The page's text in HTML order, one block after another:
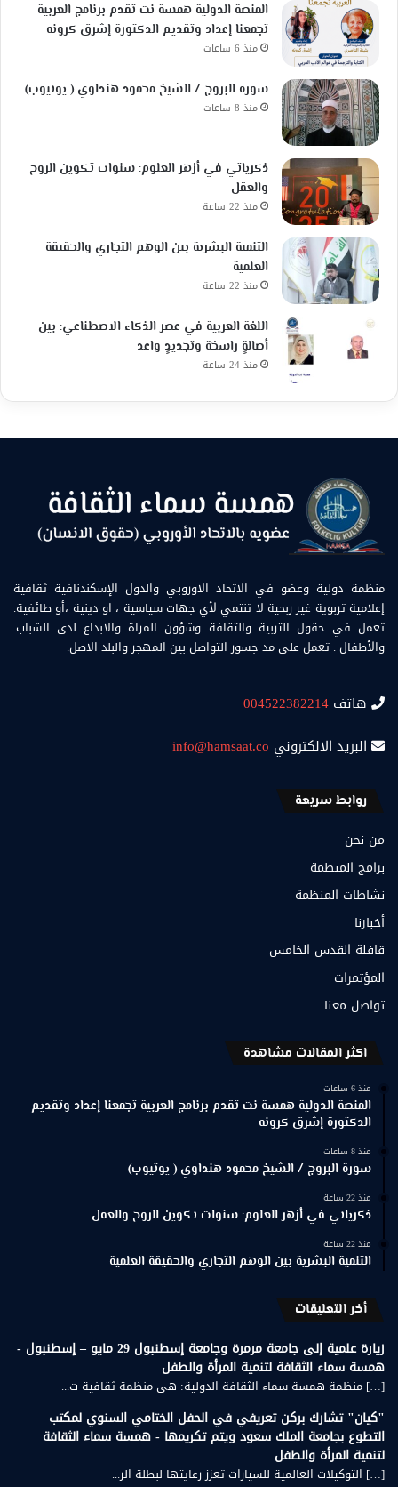
المنصة الدولية همسة نت تقدم برنامج العربية
تجمعنا إعداد وتقديم الدكتورة إشرق كرونه
منذ 6 ساعات
سورة البروج / الشيخ محمود هنداوي ( يوتيوب)
منذ 8 ساعات
ذكرياتي في أزهر العلوم: سنوات تكوين الروح
والعقل
منذ 22 ساعة
التنمية البشرية بين الوهم التجاري والحقيقة
العلمية
منذ 22 ساعة
اللغة العربية في عصر الذكاء الاصطناعي: بين
أصالةٍ راسخة وتجديدٍ واعد
منذ 24 ساعة
منظمة دولية وعضو في الاتحاد الاوروبي والدول الإسكندنافية ثقافية
إعلامية تربوية غير ربحية لا تنتمي لأي جهات سياسية ، او دينية ،أو طائفية.
تعمل في حقول التربية والثقافة وشؤون المراة والابداع لدى الشباب.
والأطفال . تعمل على مد جسور التواصل بين المهجر والبلد الاصل.
هاتف 004522382214
البريد الالكتروني info@hamsaat.co
روابط سريعة
من نحن
برامج المنظمة
نشاطات المنظمة
أخبارنا
قافلة القدس الخامس
المؤتمرات
تواصل معنا
اكثر المقالات مشاهدة
منذ 6 ساعات
المنصة الدولية همسة نت تقدم برنامج العربية تجمعنا إعداد وتقديم
الدكتورة إشرق كرونه
منذ 8 ساعات
سورة البروج / الشيخ محمود هنداوي ( يوتيوب)
منذ 22 ساعة
ذكرياتي في أزهر العلوم: سنوات تكوين الروح والعقل
منذ 22 ساعة
التنمية البشرية بين الوهم التجاري والحقيقة العلمية
أخر التعليقات
زيارة علمية إلى جامعة مرمرة وجامعة إسطنبول 29 مايو – إسطنبول -
همسة سماء الثقافة لتنمية المرأة والطفل
[…] منظمة همسة سماء الثقافة الدولية: هي منظمة ثقافية ت...
"كيان" تشارك بركن تعريفي في الحفل الختامي السنوي لمكتب
التطوع بجامعة الملك سعود ويتم تكريمها - همسة سماء الثقافة
لتنمية المرأة والطفل
[…] التوكيلات العالمية للسيارات تعزز رعايتها لبطلة الر...